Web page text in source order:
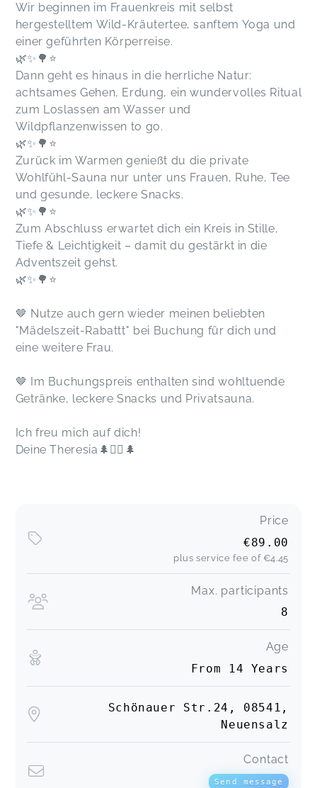
Wir beginnen im Frauenkreis mit selbst
hergestelltem Wild-Kräutertee, sanftem Yoga und
einer geführten Körperreise.
🌿✨️🌳⭐️
Dann geht es hinaus in die herrliche Natur:
achtsames Gehen, Erdung, ein wundervolles Ritual
zum Loslassen am Wasser und
Wildpflanzenwissen to go.
🌿✨️🌳⭐️
Zurück im Warmen genießt du die private
Wohlfühl-Sauna nur unter uns Frauen, Ruhe, Tee
und gesunde, leckere Snacks.
🌿✨️🌳⭐️
Zum Abschluss erwartet dich ein Kreis in Stille,
Tiefe & Leichtigkeit – damit du gestärkt in die
Adventszeit gehst.
🌿✨️🌳⭐️
🤎 Nutze auch gern wieder meinen beliebten
"Mädelszeit-Rabattt" bei Buchung für dich und
eine weitere Frau.
🤎 Im Buchungspreis enthalten sind wohltuende
Getränke, leckere Snacks und Privatsauna.
Ich freu mich auf dich!
Deine Theresia🌲🧘‍♀️🌲
Price
€89.00
plus service fee of €4.45
Max. participants
8
Age
From 14 Years
Schönauer Str.24, 08541,
Neuensalz
Contact
Send message